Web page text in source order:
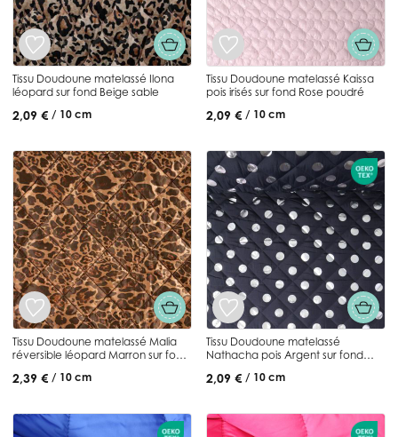
Tissu Doudoune matelassé Ilona
léopard sur fond Beige sable
2,09 € / 10 cm
Tissu Doudoune matelassé Kaissa
pois irisés sur fond Rose poudré
2,09 € / 10 cm
Tissu Doudoune matelassé Malia
réversible léopard Marron sur fond
2,39 € / 10 cm
Tissu Doudoune matelassé
Nathacha pois Argent sur fond
2,09 € / 10 cm